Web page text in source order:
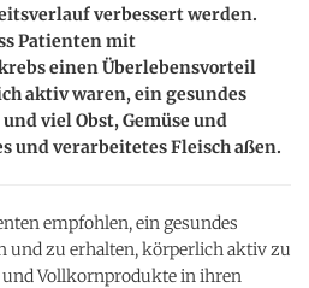
verbessert werden.
Patienten mit
einen Überlebensvorteil
aktiv waren, ein gesundes
viel Obst, Gemüse und
und verarbeitetes Fleisch aßen.
empfohlen, ein gesundes
und zu erhalten, körperlich aktiv zu
und Vollkornprodukte in ihren